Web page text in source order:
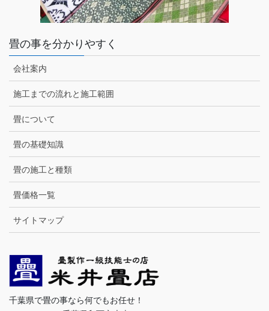
畳の事を分かりやすく
会社案内
施工までの流れと施工範囲
畳について
畳の基礎知識
畳の施工と種類
畳価格一覧
サイトマップ
千葉県で畳の事なら何でもお任せ！